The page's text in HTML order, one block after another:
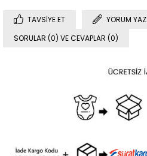
TAVSIYE ET
YORUM YAZ
SORULAR (0) VE CEVAPLAR (0)